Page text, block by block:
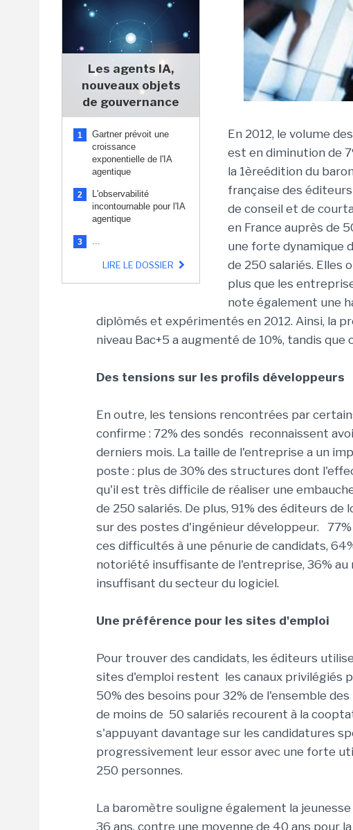
Les agents IA,
nouveaux objets
de gouvernance
1
Gartner prévoit une
croissance
exponentielle de l'IA
agentique
2
L'observabilité
incontournable pour l'IA
agentique
3 ...
LIRE LE DOSSIER
En 2012, le volume
est en diminution de
la 1èreédition du
française des
de conseil et de
en France auprès de
une forte dynamique
de 250 salariés. Elles
plus que les
note également une
diplômés et expérimentés en 2012. Ainsi, la
niveau Bac+5 a augmenté de 10%, tandis
Des tensions sur les profils développeurs
En outre, les tensions rencontrées par
confirme : 72% des sondés reconnaissent
derniers mois. La taille de l'entreprise a un
poste : plus de 30% des structures dont
qu'il est très difficile de réaliser une
de 250 salariés. De plus, 91% des éditeurs
sur des postes d'ingénieur développeur.
ces difficultés à une pénurie de candidats,
notoriété insuffisante de l'entreprise, 36%
insuffisant du secteur du logiciel.
Une préférence pour les sites d'emploi
Pour trouver des candidats, les éditeurs
sites d'emploi restent les canaux privilégiés
50% des besoins pour 32% de l'ensemble
de moins de 50 salariés recourent à la
s'appuyant davantage sur les candidatures
progressivement leur essor avec une forte
250 personnes.
La baromètre souligne également la
36 ans, contre une moyenne de 40 ans pour